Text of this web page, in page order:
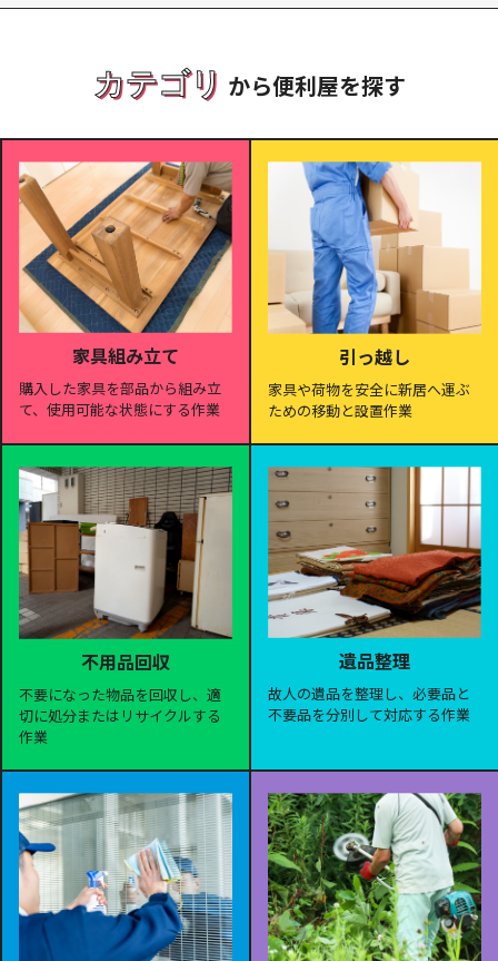
カテゴリ から便利屋を探す
家具組み立て
購入した家具を部品から組み立
て、使用可能な状態にする作業
引っ越し
家具や荷物を安全に新居へ運ぶ
ための移動と設置作業
不用品回収
不要になった物品を回収し、適
切に処分またはリサイクルする
作業
遺品整理
故人の遺品を整理し、必要品と
不要品を分別して対応する作業